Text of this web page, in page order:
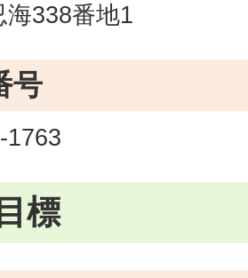
海338番地1
号
1763
標